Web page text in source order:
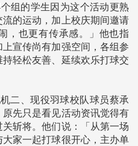
组的学生因为这个活动更熟
的运动，加上校庆期间邀请
，也更有传承感。」他也指
宣传尚有加强空间，各组参
轻松友善、延续欢乐打球交
二、现役羽球校队球员蔡承
先只是看见活动资讯觉得有
斩将。他们说：「从第一场
家一起打球很开心，主办单